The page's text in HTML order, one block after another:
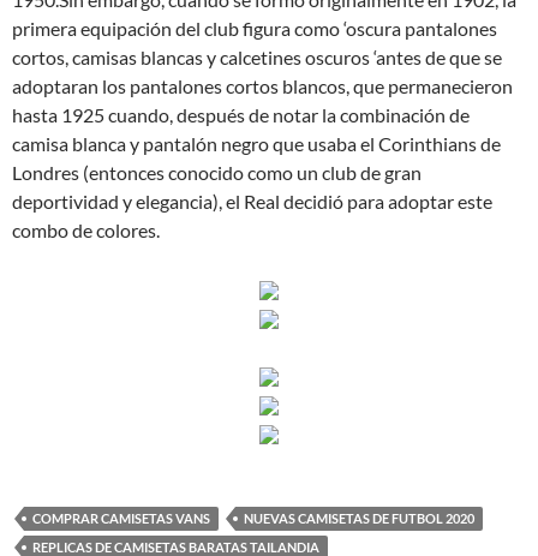
primera equipación del club figura como ‘oscura pantalones
cortos, camisas blancas y calcetines oscuros ‘antes de que se
adoptaran los pantalones cortos blancos, que permanecieron
hasta 1925 cuando, después de notar la combinación de
camisa blanca y pantalón negro que usaba el Corinthians de
Londres (entonces conocido como un club de gran
deportividad y elegancia), el Real decidió para adoptar este
combo de colores.
COMPRAR CAMISETAS VANS
NUEVAS CAMISETAS DE FUTBOL 2020
REPLICAS DE CAMISETAS BARATAS TAILANDIA